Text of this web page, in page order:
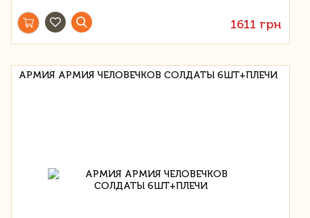
1611 грн
АРМИЯ АРМИЯ ЧЕЛОВЕЧКОВ СОЛДАТЫ 6ШТ+ПЛЕЧИ